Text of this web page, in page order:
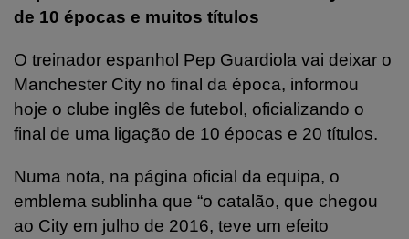
de 10 épocas e muitos títulos
O treinador espanhol Pep Guardiola vai deixar o
Manchester City no final da época, informou
hoje o clube inglês de futebol, oficializando o
final de uma ligação de 10 épocas e 20 títulos.
Numa nota, na página oficial da equipa, o
emblema sublinha que “o catalão, que chegou
ao City em julho de 2016, teve um efeito